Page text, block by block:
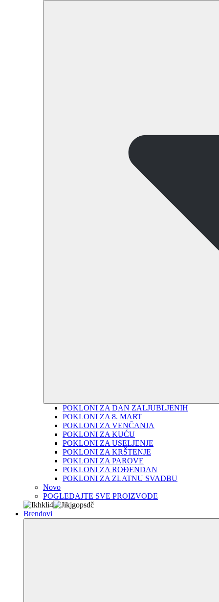
POKLONI ZA DAN ZALJUBLJENIH
POKLONI ZA 8. MART
POKLONI ZA VENČANJA
POKLONI ZA KUĆU
POKLONI ZA USELJENJE
POKLONI ZA KRŠTENJE
POKLONI ZA PAROVE
POKLONI ZA ROĐENDAN
POKLONI ZA ZLATNU SVADBU
Novo
POGLEDAJTE SVE PROIZVODE
Brendovi